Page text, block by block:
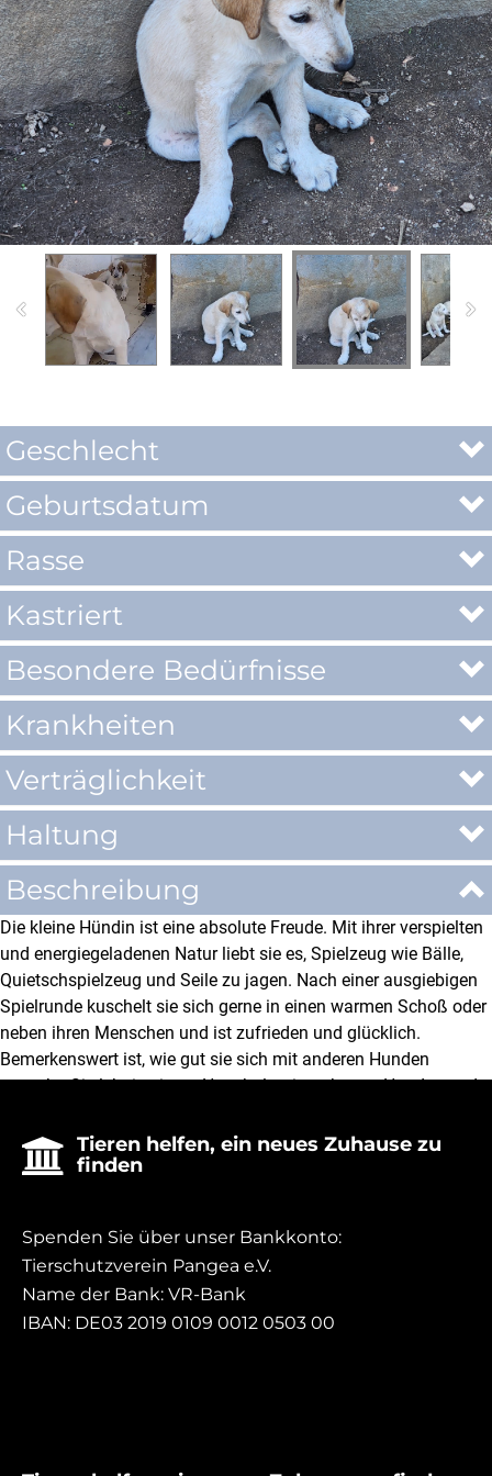
Geschlecht
Geburtsdatum
Rasse
Kastriert
Besondere Bedürfnisse
Krankheiten
Verträglichkeit
Haltung
Beschreibung
Die kleine Hündin ist eine absolute Freude. Mit ihrer verspielten
und energiegeladenen Natur liebt sie es, Spielzeug wie Bälle,
Quietschspielzeug und Seile zu jagen. Nach einer ausgiebigen
Spielrunde kuschelt sie sich gerne in einen warmen Schoß oder
neben ihren Menschen und ist zufrieden und glücklich.
Bemerkenswert ist, wie gut sie sich mit anderen Hunden
versteht. Sie lebt in einem Haushalt mit mehreren Hunden und
ermöglicht es ihr, schnell Freundschaften zu schließen und
harmonisch mit ihren pelzigen Gefährten zusammenzuleben.
 Tieren helfen, ein neues Zuhause zu
finden
Spenden Sie über unser Bankkonto:
Tierschutzverein Pangea e.V.
Name der Bank: VR-Bank
IBAN: DE03 2019 0109 0012 0503 00